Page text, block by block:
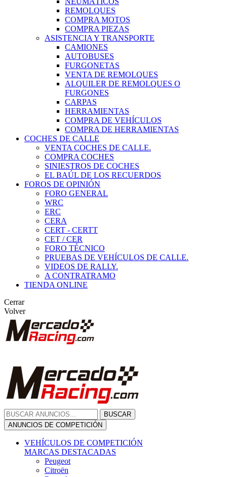
REMOLQUES
COMPRA MOTOS
COMPRA PIEZAS
ASISTENCIA Y TRANSPORTE
CAMIONES
AUTOBUSES
FURGONETAS
VENTA DE REMOLQUES
ALQUILER DE REMOLQUES O
FURGONES
CARPAS
HERRAMIENTAS
COMPRA DE VEHÍCULOS
COMPRA DE HERRAMIENTAS
COCHES DE CALLE
VENTA COCHES DE CALLE.
COMPRA COCHES
SINIESTROS DE COCHES
EL BAÚL DE LOS RECUERDOS
FOROS DE OPINIÓN
FORO GENERAL
WRC
ERC
CERA
CERT - CERTT
CET / CER
FORO TÉCNICO
PRUEBAS DE VEHÍCULOS DE CALLE.
VIDEOS DE RALLY.
A CONTRATRAMO
TIENDA ONLINE
Cerrar
Volver
BUSCAR
ANUNCIOS DE COMPETICIÓN
VEHÍCULOS DE COMPETICIÓN
MARCAS DESTACADAS
Peugeot
Citroën
Renault